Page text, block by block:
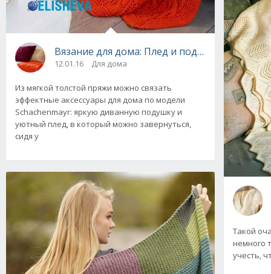
12.01.16 Для дома
Из мягкой толстой пряжи можно связать
эффектные аксессуары для дома по модели
Schachenmayr: яркую диванную подушку и
уютный плед, в который можно завернуться,
сидя у
Такой
немного
учесть,